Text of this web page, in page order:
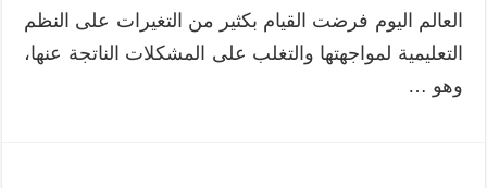
العالم اليوم فرضت القيام بكثير من التغيرات على النظم
التعليمية لمواجهتها والتغلب على المشكلات الناتجة عنها،
وهو …